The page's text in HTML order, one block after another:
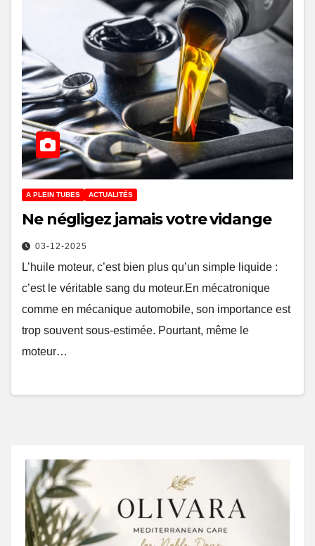
A PLEIN TUBES ACTUALITÉS
Ne négligez jamais votre vidange
03-12-2025
L’huile moteur, c’est bien plus qu’un simple liquide :
c’est le véritable sang du moteur.En mécatronique
comme en mécanique automobile, son importance est
trop souvent sous-estimée. Pourtant, même le
moteur…